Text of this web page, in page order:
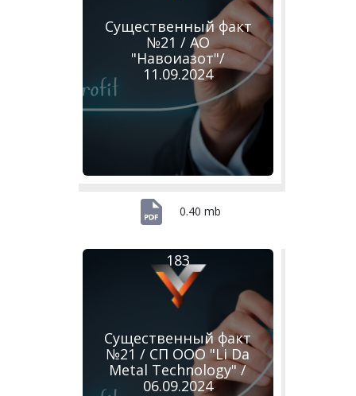
Существенный факт
№21 / АО
"Навоиазот"/
11.09.2024
0.40 mb
Существенный факт
№21 / СП ООО "Li Da
Metal Technology" /
06.09.2024
183